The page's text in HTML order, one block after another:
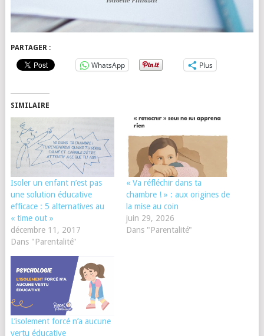
PARTAGER :
WhatsApp Plus
SIMILAIRE
Isoler un enfant n’est pas
une solution éducative
efficace : 5 alternatives au
« time out »
décembre 11, 2017
Dans "Parentalité"
« Va réfléchir dans ta
chambre ! » : aux origines de
la mise au coin
juin 29, 2026
Dans "Parentalité"
L’isolement forcé n’a aucune
vertu éducative